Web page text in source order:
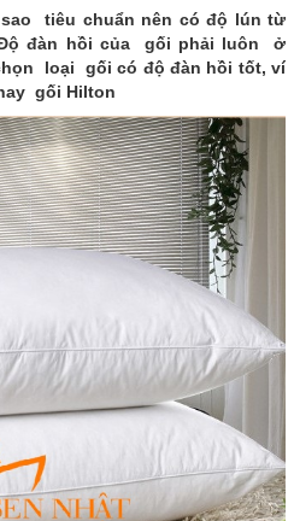
tiêu chuẩn nên có độ lún từ
đàn hồi của gối phải luôn ở
loại gối có độ đàn hồi tốt, ví
gối Hilton